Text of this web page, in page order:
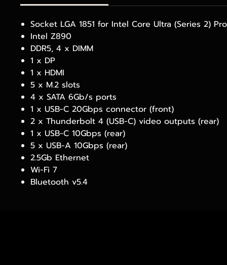
Socket LGA 1851 for Intel Core Ultra (Series 2)
Intel Z890
DDR5, 4 x DIMM
1 x DP
1 x HDMI
5 x M.2 slots
4 x SATA 6Gb/s ports
1 x USB-C 20Gbps connector (front)
2 x Thunderbolt 4 (USB-C) video outputs (rear)
1 x USB-C 10Gbps (rear)
5 x USB-A 10Gbps (rear)
2.5Gb Ethernet
Wi-Fi 7
Bluetooth v5.4